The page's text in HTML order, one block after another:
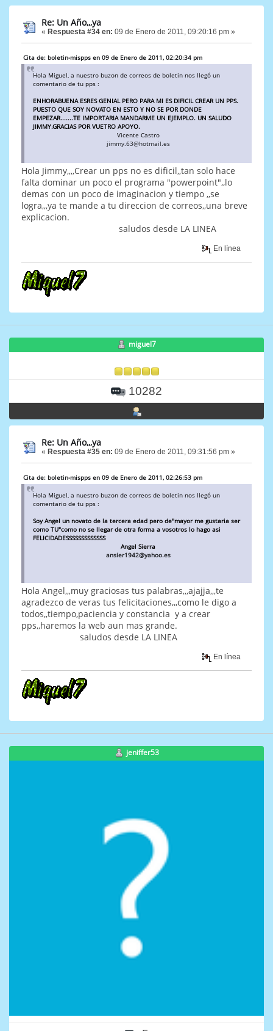
Re: Un Año,,,ya
« Respuesta #34 en: 09 de Enero de 2011, 09:20:16 pm »
Cita de: boletin-mispps en 09 de Enero de 2011, 02:20:34 pm
Hola Miguel, a nuestro buzon de correos de boletin nos llegó un
comentario de tu pps :
ENHORABUENA ESRES GENIAL PERO PARA MI ES DIFICIL CREAR UN PPS.
PUESTO QUE SOY NOVATO EN ESTO Y NO SE POR DONDE
EMPEZAR.......TE IMPORTARIA MANDARME UN EJEMPLO. UN SALUDO
JIMMY.GRACIAS POR VUETRO APOYO.
Vicente Castro
jimmy.63@hotmail.es
Hola Jimmy,,,,Crear un pps no es dificil,,tan solo hace
falta dominar un poco el programa "powerpoint",,lo
demas con un poco de imaginacion y tiempo ,,se
logra,,,ya te mande a tu direccion de correos,,una breve
explicacion.
saludos desde LA LINEA
En línea
miguel7
10282
Re: Un Año,,,ya
« Respuesta #35 en: 09 de Enero de 2011, 09:31:56 pm »
Cita de: boletin-mispps en 09 de Enero de 2011, 02:26:53 pm
Hola Miguel, a nuestro buzon de correos de boletin nos llegó un
comentario de tu pps :
Soy Angel un novato de la tercera edad pero de"mayor me gustaria ser
como TU"como no se llegar de otra forma a vosotros lo hago asi
FELICIDADESSSSSSSSSSSSS
Angel Sierra
ansier1942@yahoo.es
Hola Angel,,,muy graciosas tus palabras,,,ajajja,,,te
agradezco de veras tus felicitaciones,,,como le digo a
todos,,tiempo,paciencia y constancia y a crear
pps,,haremos la web aun mas grande.
saludos desde LA LINEA
En línea
jeniffer53